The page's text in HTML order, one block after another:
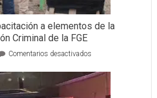
a elementos de la
Criminal de la FGE
Comentarios desactivadosen
con
capacitación